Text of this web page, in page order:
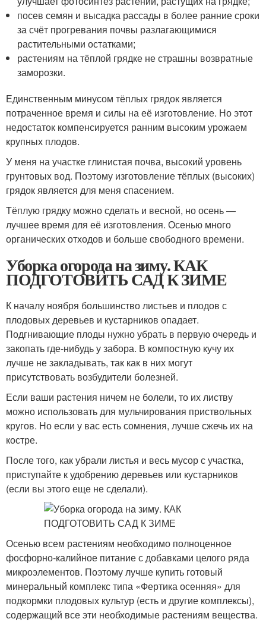
посев семян и высадка рассады в более ранние сроки
за счёт прогревания почвы разлагающимися
растительными остатками;
растениям на тёплой грядке не страшны возвратные
заморозки.
Единственным минусом тёплых грядок является
потраченное время и силы на её изготовление. Но этот
недостаток компенсируется ранним высоким урожаем
крупных плодов.
У меня на участке глинистая почва, высокий уровень
грунтовых вод. Поэтому изготовление тёплых (высоких)
грядок является для меня спасением.
Тёплую грядку можно сделать и весной, но осень —
лучшее время для её изготовления. Осенью много
органических отходов и больше свободного времени.
Уборка огорода на зиму. КАК
ПОДГОТОВИТЬ САД К ЗИМЕ
К началу ноября большинство листьев и плодов с
плодовых деревьев и кустарников опадает.
Подгнивающие плоды нужно убрать в первую очередь и
закопать где-нибудь у забора. В компостную кучу их
лучше не закладывать, так как в них могут
присутствовать возбудители болезней.
Если ваши растения ничем не болели, то их листву
можно использовать для мульчирования приствольных
кругов. Но если у вас есть сомнения, лучше сжечь их на
костре.
После того, как убрали листья и весь мусор с участка,
приступайте к удобрению деревьев или кустарников
(если вы этого еще не сделали).
Осенью всем растениям необходимо полноценное
фосфорно-калийное питание с добавками целого ряда
микроэлементов. Поэтому лучше купить готовый
минеральный комплекс типа «Фертика осенняя» для
подкормки плодовых культур (есть и другие комплексы),
содержащий все эти необходимые растениям вещества.